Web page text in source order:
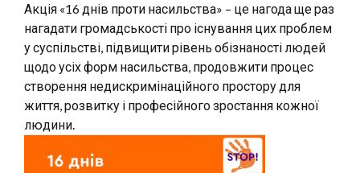
Акція «16 днів проти насильства» – це нагода ще раз
нагадати громадськості про існування цих проблем
у суспільстві, підвищити рівень обізнаності людей
щодо усіх форм насильства, продовжити процес
створення недискримінаційного простору для
життя, розвитку і професійного зростання кожної
людини.